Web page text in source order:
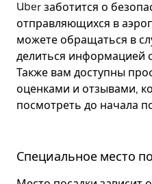
Uber заботится о
отправляющихся в
можете обращаться в
делиться информацией
Также вам доступны
оценками и отзывами,
посмотреть до начала
Специальное место